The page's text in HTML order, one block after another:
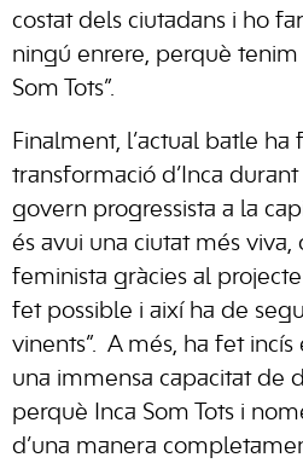
costat dels ciutadans i ho
ningú enrere, perquè
Som Tots”.
Finalment, l’actual batle ha
transformació d’Inca
govern progressista a la
és avui una ciutat més viva,
feminista gràcies al
fet possible i així ha de
vinents”. A més, ha fet incís
una immensa capacitat de
perquè Inca Som Tots i
d’una manera